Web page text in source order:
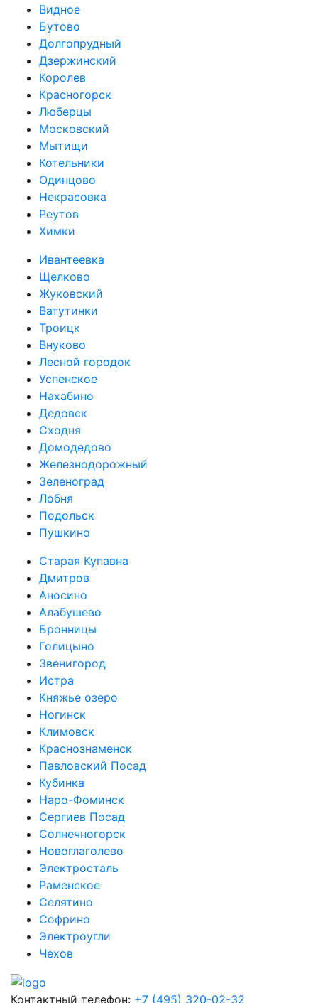
Видное
Бутово
Долгопрудный
Дзержинский
Королев
Красногорск
Люберцы
Московский
Мытищи
Котельники
Одинцово
Некрасовка
Реутов
Химки
Ивантеевка
Щелково
Жуковский
Ватутинки
Троицк
Внуково
Лесной городок
Успенское
Нахабино
Дедовск
Сходня
Домодедово
Железнодорожный
Зеленоград
Лобня
Подольск
Пушкино
Старая Купавна
Дмитров
Аносино
Алабушево
Бронницы
Голицыно
Звенигород
Истра
Княжье озеро
Ногинск
Климовск
Краснознаменск
Павловский Посад
Кубинка
Наро-Фоминск
Сергиев Посад
Солнечногорск
Новоглаголево
Электросталь
Раменское
Селятино
Софрино
Электроугли
Чехов
Контактный телефон: +7 (495) 320-02-32